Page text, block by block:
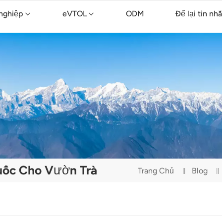
eVTOL ODM Để lại tin
Cho Vườn Trà Trang Chủ Blog